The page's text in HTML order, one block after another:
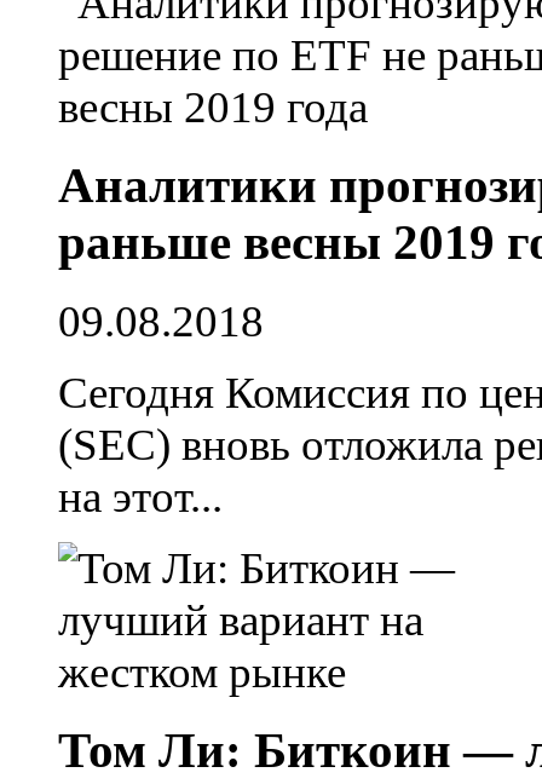
Аналитики
раньше весны 2019
09.08.2018
Сегодня Комиссия по
(SEC) вновь отложила
на этот...
Том Ли: Биткоин —